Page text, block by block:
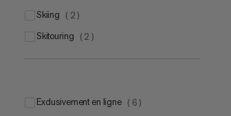
skiing ( 2 )
skitouring ( 2 )
Exclusivement en ligne ( 6 )